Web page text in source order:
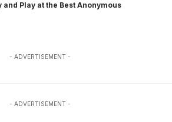
Play at the Best Anonymous
- ADVERTISEMENT -
- ADVERTISEMENT -